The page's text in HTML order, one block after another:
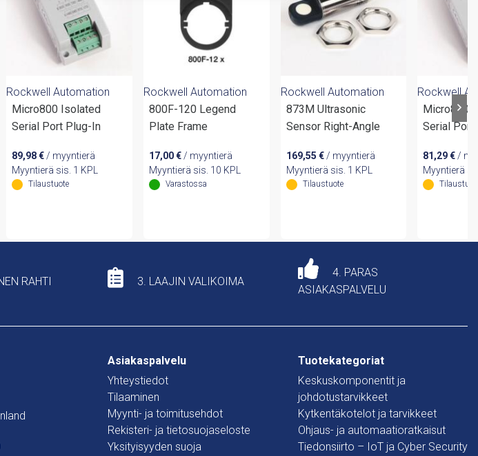
Rockwell Automation
Micro800 Isolated
Serial Port Plug-In
89,98€ / myyntierä
Myyntierä sis. 1 KPL
Tilaustuote
Rockwell Automation
800F-120 Legend
Plate Frame
17,00€ / myyntierä
Myyntierä sis. 10 KPL
Varastossa
Rockwell Automation
873M Ultrasonic
Sensor Right-Angle
169,55 €/ myyntierä
Myyntierä sis. 1 KPL
Tilaustuote
Rockwell
Micro800
Serial Port
81,29€ /
Myyntierä
RAHTI 3. LAAJIN VALIKOIMA
4. PARAS
ASIAKASPALVELU
Asiakaspalvelu
Yhteystiedot
Tilaaminen
Myynti- ja toimitusehdot
Rekisteri- ja tietosuojaseloste
Yksityisyyden suoja
Tuotekategoriat
Keskuskomponentit ja
johdotustarvikkeet
Kytkentäkotelot ja tarvikkeet
Ohjaus- ja automaatioratkaisut
Tiedonsiirto – IoT ja Cyber Security